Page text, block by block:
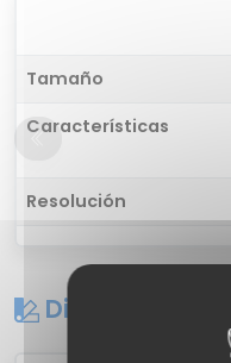
Tamaño
Características
Resolución
Diseño